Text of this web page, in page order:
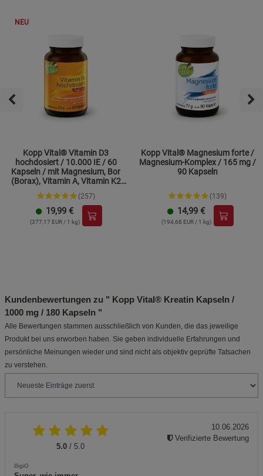
NEU
Kopp Vital® Vitamin D3
hochdosiert / 10.000 IE / 60
Kapseln / mit Magnesium, Bor
(Borax), Vitamin A, Vitamin K2
und Zink
(257)
19,99 €
(377,17 EUR / 1 kg)
Kopp Vital® Magnesium forte /
Magnesium-Komplex / 165 mg /
90 Kapseln
(139)
14,99 €
(194,68 EUR / 1 kg)
Kundenbewertungen zu " Kopp Vital® Kreatin Kapseln /
1000 mg / 180 Kapseln "
Alle Bewertungen stammen ausschließlich von Kunden, die das jeweilige
Produkt bei uns erworben haben. Sie geben individuelle Erfahrungen und
persönliche Meinungen wieder und sind nicht als objektiv geprüfte Tatsachen
zu verstehen.
5.0 / 5.0
BigiG
10.06.2026
Verifizierte Bewertung